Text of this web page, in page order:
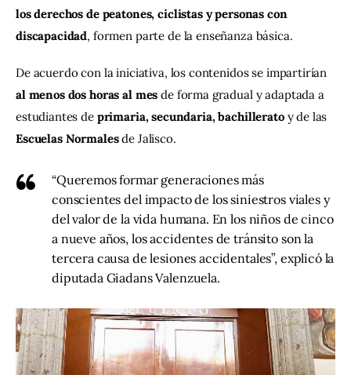
los derechos de peatones, ciclistas y personas con
discapacidad, formen parte de la enseñanza básica.
De acuerdo con la iniciativa, los contenidos se impartirían
al menos dos horas al mes de forma gradual y adaptada a
estudiantes de primaria, secundaria, bachillerato y de las
Escuelas Normales de Jalisco.
“Queremos formar generaciones más
conscientes del impacto de los siniestros viales y
del valor de la vida humana. En los niños de cinco
a nueve años, los accidentes de tránsito son la
tercera causa de lesiones accidentales”, explicó la
diputada Giadans Valenzuela.